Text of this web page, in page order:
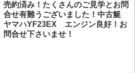
売約済み！たくさんのご見学とお問
合せ有難うございました！中古艇
ヤマハYF23EX エンジン良好！お
問合せ下さいませ！